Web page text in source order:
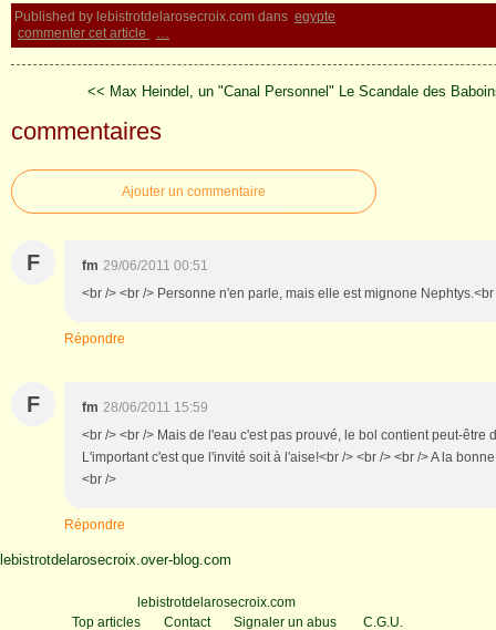
Published by lebistrotdelarosecroix.com dans egypte
commenter cet article
<< Max Heindel, un "Canal Personnel" Le Scandale des
commentaires
Ajouter un commentaire
F fm 29/06/2011 00:51
<br /> <br /> Personne n'en parle, mais elle est mignone Nephtys.<br
Répondre
F fm 28/06/2011 15:59
<br /> <br /> Mais de l'eau c'est pas prouvé, le bol contient peut-être
L'important c'est que l'invité soit à l'aise!<br /> <br /> <br /> A la
<br />
Répondre
lebistrotdelarosecroix.over-blog.com
lebistrotdelarosecroix.com
Top articles
Contact Signaler un abus C.G.U.